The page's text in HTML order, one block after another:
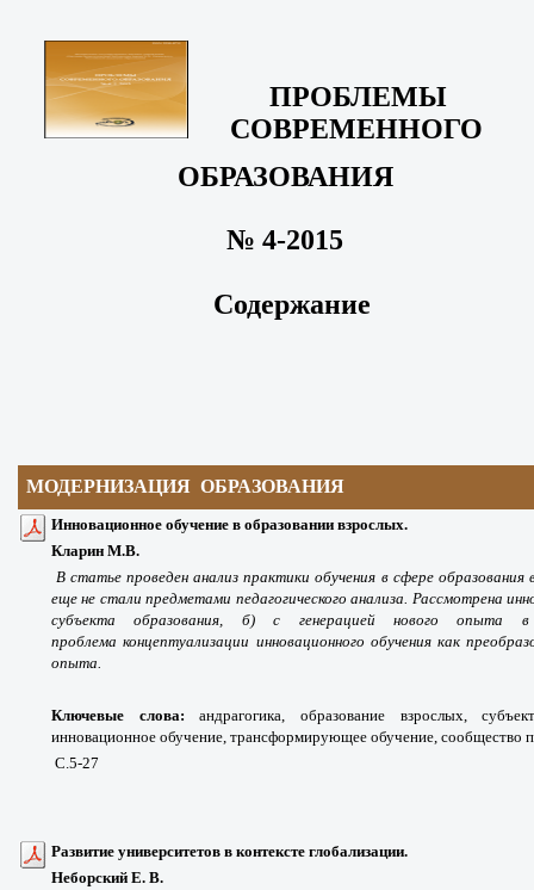
ПРОБЛЕМЫ
СОВРЕМЕННОГО
ОБРАЗОВАНИЯ
№ 4-2015
Содержание
МОДЕРНИЗАЦИЯ ОБРАЗОВАНИЯ
Инновационное обучение в образовании взрослых.
Кларин М.В.
В статье проведен анализ практикиобучения в сфере образования
еще не стали предметами педагогического анализа. Рассмотрена
субъекта образования, б) с генерацией нового опыта
проблемаконцептуализации инновационного обучения как
опыта.
Ключевые слова:андрагогика, образование взрослых,
инновационное обучение, трансформирующее обучение, сообщество
С.5-27
Развитие университетов в контексте глобализации.
Неборский Е. В.